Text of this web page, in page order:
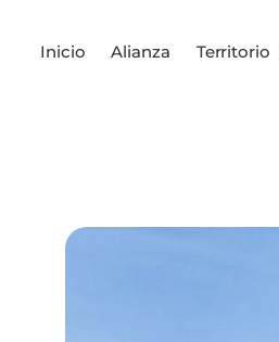
Inicio Alianza Territorio